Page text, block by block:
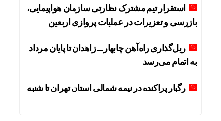
استقرار تیم مشترک نظارتی سازمان هواپیمایی،
بازرسی و تعزیرات در عملیات پروازی اربعین
ریل‌گذاری راه‌آهن چابهار ــ زاهدان تا پایان مرداد
به اتمام می‌رسد
رگبار پراکنده در نیمه شمالی استان تهران تا شنبه